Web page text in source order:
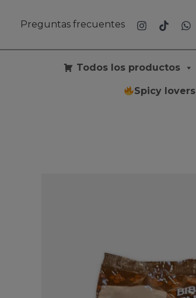
Preguntas frecuentes
Todos los productos
Spicy lovers